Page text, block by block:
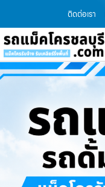
ติดต่อเรา